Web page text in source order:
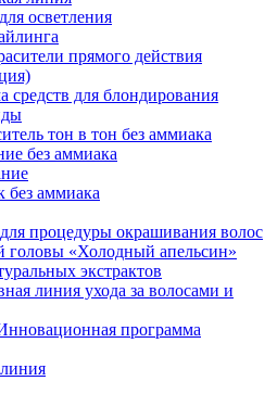
осветления
прямого действия
для блондирования
тон в тон без аммиака
без аммиака
без аммиака
процедуры окрашивания волос
головы «Холодный апельсин»
экстрактов
линия ухода за волосами и
программа